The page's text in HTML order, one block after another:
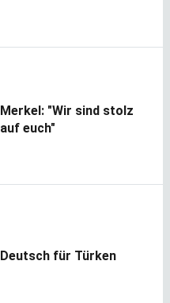
Merkel: "Wir sind stolz
auf euch"
Deutsch für Türken